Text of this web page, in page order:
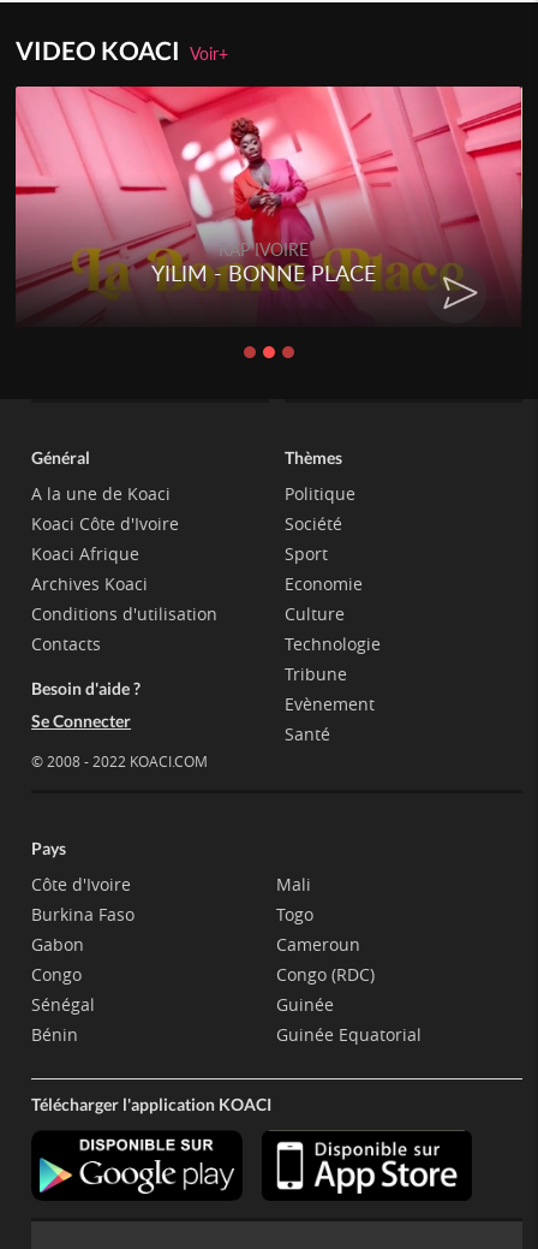
VIDEO KOACIVoir+
RAP IVOIRE
YILIM - BONNE PLACE
Général
A la une de Koaci
Koaci Côte d'Ivoire
Koaci Afrique
Archives Koaci
Conditions d'utilisation
Contacts
Besoin d'aide ?
Se Connecter
© 2008 - 2022 KOACI.COM
Thèmes
Politique
Société
Sport
Economie
Culture
Technologie
Tribune
Evènement
Santé
Pays
Côte d'Ivoire
Burkina Faso
Gabon
Congo
Sénégal
Bénin
Mali
Togo
Cameroun
Congo (RDC)
Guinée
Guinée Equatorial
Télécharger l'application KOACI